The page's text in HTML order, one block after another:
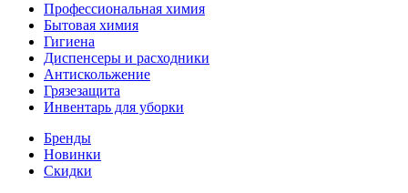
Профессиональная химия
Бытовая химия
Гигиена
Диспенсеры и расходники
Антискольжение
Грязезащита
Инвентарь для уборки
Бренды
Новинки
Скидки